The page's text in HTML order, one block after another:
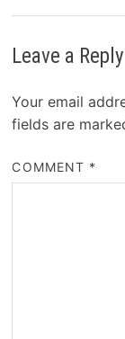
Leave a Reply
Your email
fields are
COMMENT *